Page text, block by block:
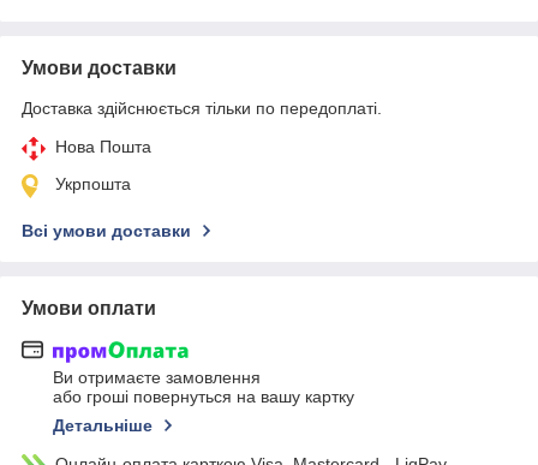
Умови доставки
Доставка здійснюється тільки по передоплаті.
Нова Пошта
Укрпошта
Всі умови доставки
Умови оплати
Ви отримаєте замовлення
або гроші повернуться на вашу картку
Детальніше